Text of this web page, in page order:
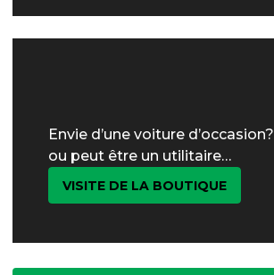
Envie d’une voiture d’occasion?
ou peut être un utilitaire…
VISITE DE LA BOUTIQUE